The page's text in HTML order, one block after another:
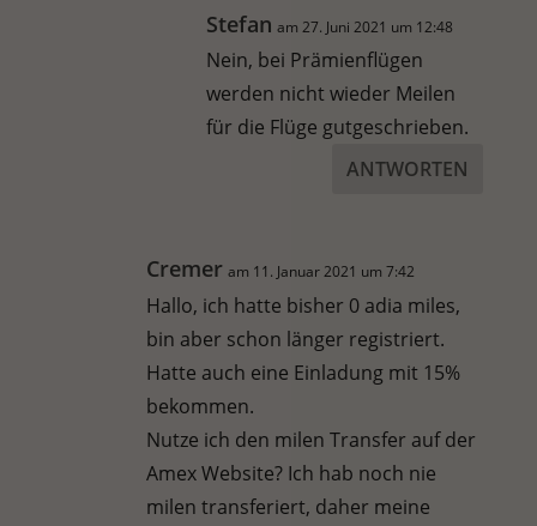
Stefan am 27. Juni 2021 um 12:48
Nein, bei Prämienflügen
werden nicht wieder Meilen
für die Flüge gutgeschrieben.
ANTWORTEN
Cremer am 11. Januar 2021 um 7:42
Hallo, ich hatte bisher 0 adia miles,
bin aber schon länger registriert.
Hatte auch eine Einladung mit 15%
bekommen.
Nutze ich den milen Transfer auf der
Amex Website? Ich hab noch nie
milen transferiert, daher meine